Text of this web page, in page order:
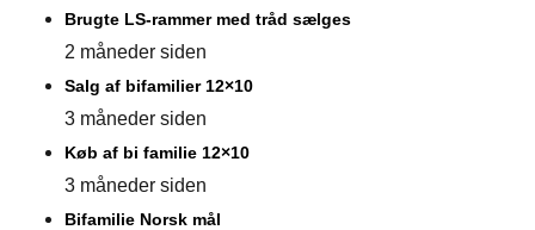
Brugte LS-rammer med tråd sælges
2 måneder siden
Salg af bifamilier 12×10
3 måneder siden
Køb af bi familie 12×10
3 måneder siden
Bifamilie Norsk mål